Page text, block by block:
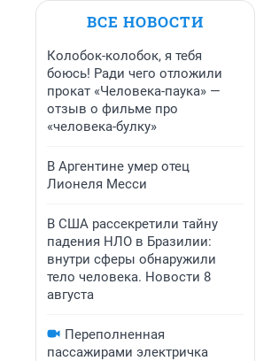
ВСЕ НОВОСТИ
Колобок-колобок, я тебя
боюсь! Ради чего отложили
прокат «Человека-паука» —
отзыв о фильме про
«человека-булку»
В Аргентине умер отец
Лионеля Месси
В США рассекретили тайну
падения НЛО в Бразилии:
внутри сферы обнаружили
тело человека. Новости 8
августа
Переполненная
пассажирами электричка